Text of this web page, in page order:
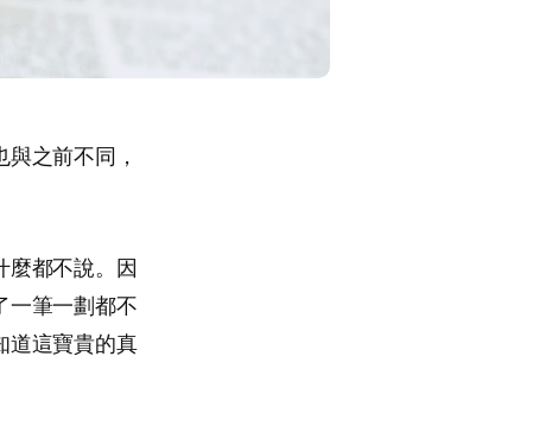
之前不同，
麼都不說。因
一筆一劃都不
道這寶貴的真